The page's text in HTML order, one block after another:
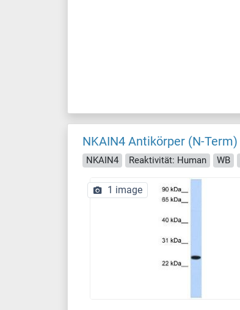
NKAIN4 Antikörper (N-Term)
NKAIN4 Reaktivität: Human WB
1 image